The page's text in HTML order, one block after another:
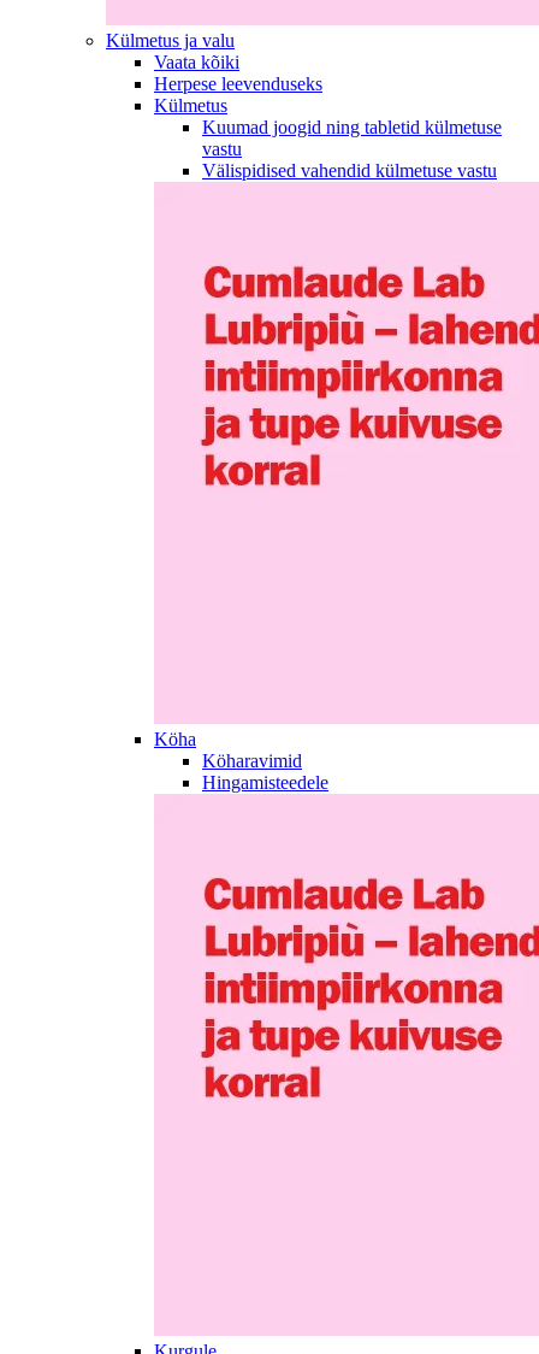
Külmetus ja valu
Vaata kõiki
Herpese leevenduseks
Külmetus
Kuumad joogid ning tabletid külmetuse
vastu
Välispidised vahendid külmetuse vastu
Köha
Köharavimid
Hingamisteedele